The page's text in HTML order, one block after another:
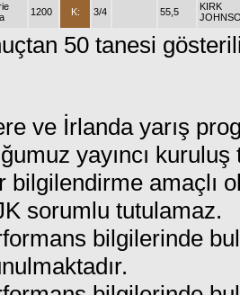
1200 K: 3/4 55,5
KIRK
50 tanesi
ve İrlanda yarış
yayıncı
bilgilendirme amaçlı
sorumlu tutulamaz.
bilgilerinde